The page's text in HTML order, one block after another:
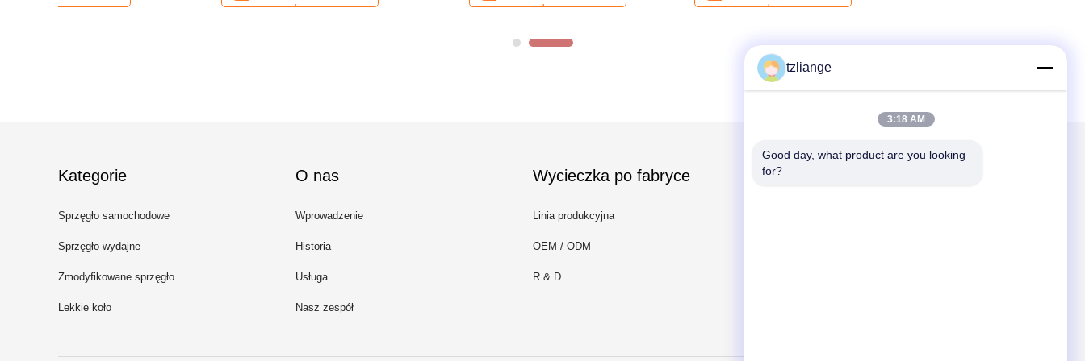
Kategorie
Sprzęgło samochodowe
Sprzęgło wydajne
Zmodyfikowane sprzęgło
Lekkie koło
O nas
Wprowadzenie
Historia
Usługa
Nasz zespół
Wycieczka po fabryce
Linia produkcyjna
OEM / ODM
R & D
Napisz do nas
tzliange
3:18 AM
Good day, what product are you looking
for?